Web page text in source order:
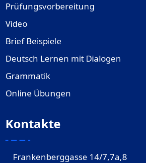
Prüfungsvorbereitung
Video
Brief Beispiele
Deutsch Lernen mit Dialogen
Grammatik
Online Übungen
Kontakte
Frankenberggasse 14/7,7a,8